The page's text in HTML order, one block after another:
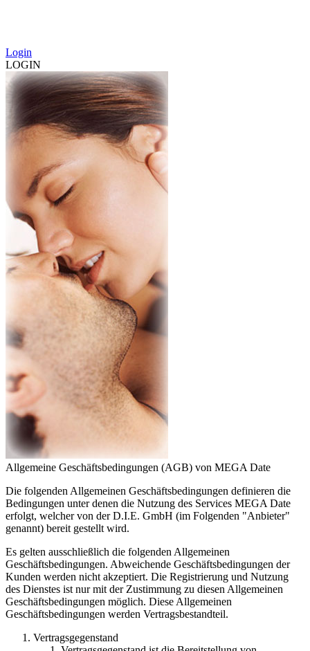
Login
LOGIN
Allgemeine Geschäftsbedingungen (AGB) von MEGA Date
Die folgenden Allgemeinen Geschäftsbedingungen definieren die
Bedingungen unter denen die Nutzung des Services MEGA Date
erfolgt, welcher von der D.I.E. GmbH (im Folgenden "Anbieter"
genannt) bereit gestellt wird.
Es gelten ausschließlich die folgenden Allgemeinen
Geschäftsbedingungen. Abweichende Geschäftsbedingungen der
Kunden werden nicht akzeptiert. Die Registrierung und Nutzung
des Dienstes ist nur mit der Zustimmung zu diesen Allgemeinen
Geschäftsbedingungen möglich. Diese Allgemeinen
Geschäftsbedingungen werden Vertragsbestandteil.
Vertragsgegenstand